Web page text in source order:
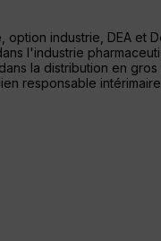
option industrie, DEA et
l'industrie
la distribution en
responsable